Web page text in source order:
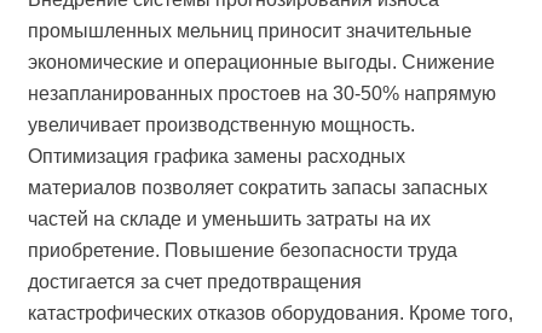
промышленных мельниц приносит значительные
экономические и операционные выгоды. Снижение
незапланированных простоев на 30-50% напрямую
увеличивает производственную мощность.
Оптимизация графика замены расходных
материалов позволяет сократить запасы запасных
частей на складе и уменьшить затраты на их
приобретение. Повышение безопасности труда
достигается за счет предотвращения
катастрофических отказов оборудования. Кроме того,